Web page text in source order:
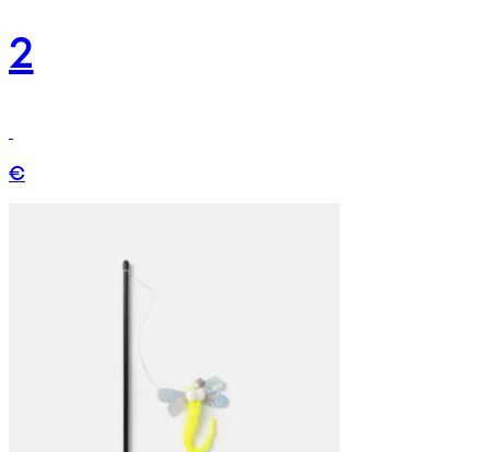
2
€